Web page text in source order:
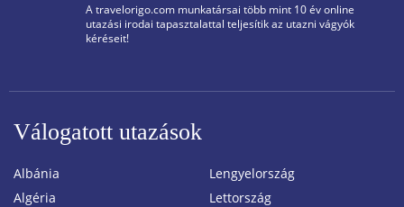
A travelorigo.com munkatársai több mint 10 év online
utazási irodai tapasztalattal teljesítik az utazni vágyók
kéréseit!
Válogatott utazások
Albánia
Algéria
Lengyelország
Lettország